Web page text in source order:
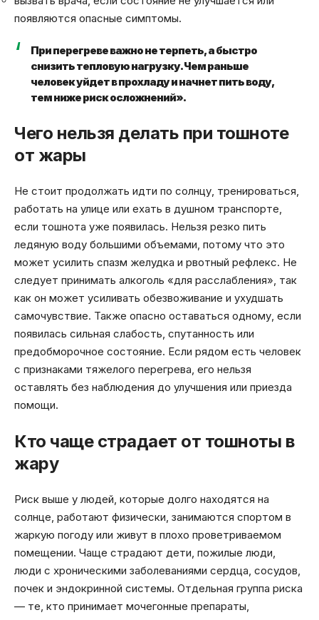
появляются опасные симптомы.
При перегреве важно не терпеть, а быстро
снизить тепловую нагрузку. Чем раньше
человек уйдет в прохладу и начнет пить воду,
тем ниже риск осложнений».
Чего нельзя делать при тошноте
от жары
Не стоит продолжать идти по солнцу, тренироваться,
работать на улице или ехать в душном транспорте,
если тошнота уже появилась. Нельзя резко пить
ледяную воду большими объемами, потому что это
может усилить спазм желудка и рвотный рефлекс. Не
следует принимать алкоголь «для расслабления», так
как он может усиливать обезвоживание и ухудшать
самочувствие. Также опасно оставаться одному, если
появилась сильная слабость, спутанность или
предобморочное состояние. Если рядом есть человек
с признаками тяжелого перегрева, его нельзя
оставлять без наблюдения до улучшения или приезда
помощи.
Кто чаще страдает от тошноты в
жару
Риск выше у людей, которые долго находятся на
солнце, работают физически, занимаются спортом в
жаркую погоду или живут в плохо проветриваемом
помещении. Чаще страдают дети, пожилые люди,
люди с хроническими заболеваниями сердца, сосудов,
почек и эндокринной системы. Отдельная группа риска
— те, кто принимает мочегонные препараты,